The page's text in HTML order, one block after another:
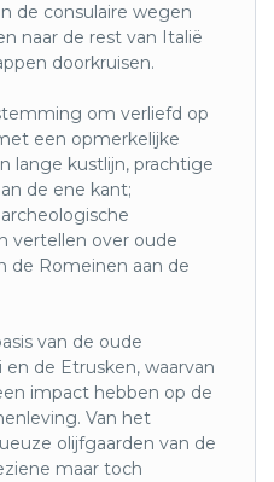
en sociale
ontwikkeling tot de kern
de internationale
ontwikkeling te versterken
meer toeristische
van woningen tot
die ervoor kiezen om
mogelijk te beperken.
en recycling,
anderen op duurzame
bouwen en bio-
de consulaire wegen
naar de rest van Italië
doorkruisen.
om verliefd op
een opmerkelijke
lange kustlijn, prachtige
de ene kant;
vertellen over oude
de Romeinen aan de
van de oude
de Etrusken, waarvan
impact hebben op de
Van het
olijfgaarden van de
maar toch